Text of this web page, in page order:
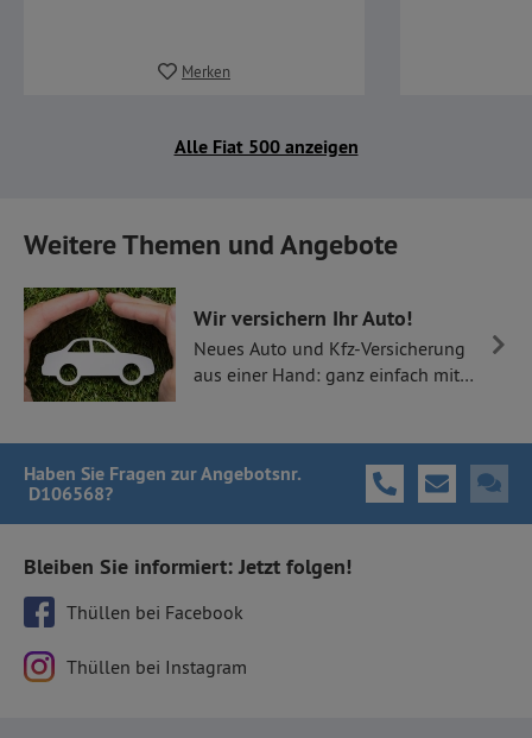
Merken
Alle Fiat 500 anzeigen
Weitere Themen und Angebote
Wir versichern Ihr Auto!
Neues Auto und Kfz-Versicherung
aus einer Hand: ganz einfach mit
Haben Sie Fragen zur Angebotsnr.
D106568?
Bleiben Sie informiert: Jetzt folgen!
Thüllen bei Facebook
Thüllen bei Instagram